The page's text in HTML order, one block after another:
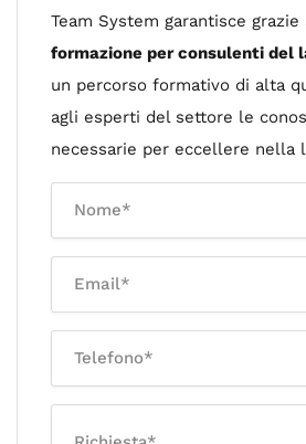
Team System garantisce grazie
formazione per consulenti del
un percorso formativo di alta
agli esperti del settore le
necessarie per eccellere nella